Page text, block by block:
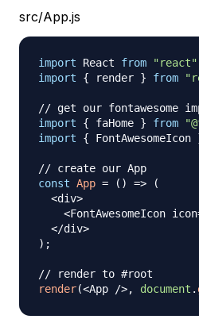
src/App.js
import React from "react"
import
{ render } from
// get our fontawesome
import
{ faHome } from
import
{ FontAwesomeIcon
// create our App
const App = ( ) =>
(
<div>
<FontAwesomeIcon icon
</div>
) ;
// render to #root
render(<App />, document .